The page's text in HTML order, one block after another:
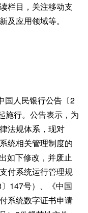
栏目，关注移动支
及应用领域等。
国人民银行公告〔2
施行。公告表示，为
法规体系，现对
统相关管理制度的
如下修改，并废止
付系统运行管理规
147号）、《中国
系统数字证书申请